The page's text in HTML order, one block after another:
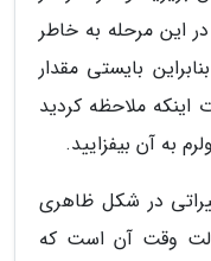
این مرحله به خاطر
بایستی مقدار
ملاحظه کردید
به آن بیفزایید.
در شکل ظاهری
وقت آن است که